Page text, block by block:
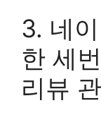
3. 네
한 세
리뷰